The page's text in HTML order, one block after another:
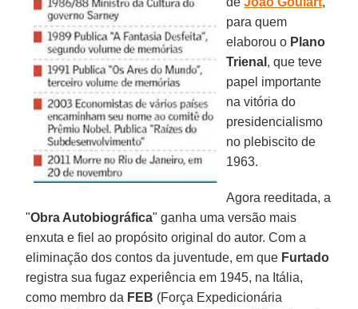
para quem
elaborou o Plano
Trienal , que teve
papel importante
na vitória do
presidencialismo
no plebiscito de
1963.
Agora reeditada, a
"Obra Autobiográfica" ganha uma versão mais
enxuta e fiel ao propósito original do autor. Com a
eliminação dos contos da juventude, em que Furtado
registra sua fugaz experiência em 1945, na Itália,
como membro da FEB (Força Expedicionária